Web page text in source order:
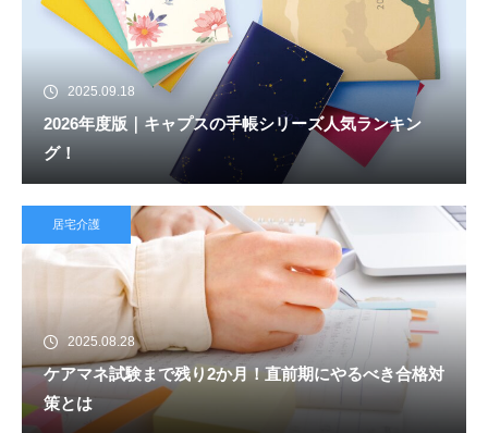
2025.09.18
2026年度版｜キャプスの手帳シリーズ人気ランキン
グ！
居宅介護
2025.08.28
ケアマネ試験まで残り2か月！直前期にやるべき合格対
策とは